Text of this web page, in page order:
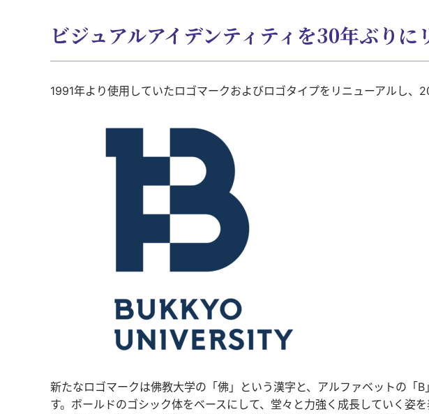
ビジュアルアイデンティティを30年ぶりに
1991年より使用していたロゴマークおよびロゴタイプをリニューアルし、
新たなロゴマークは佛教大学の「佛」という漢字と、アルファベットの「
す。ボールドのゴシック体をベースにして、堂々と力強く成長していく姿を